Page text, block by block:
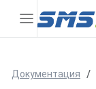
Документация